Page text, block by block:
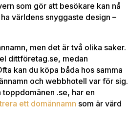
som gör att besökare kan nå
världens snyggaste design –
men det är två olika saker.
dittföretag.se, medan
kan du köpa båda hos samma
och webbhotell var för sig.
.se, har en
ett domännamn som är värd